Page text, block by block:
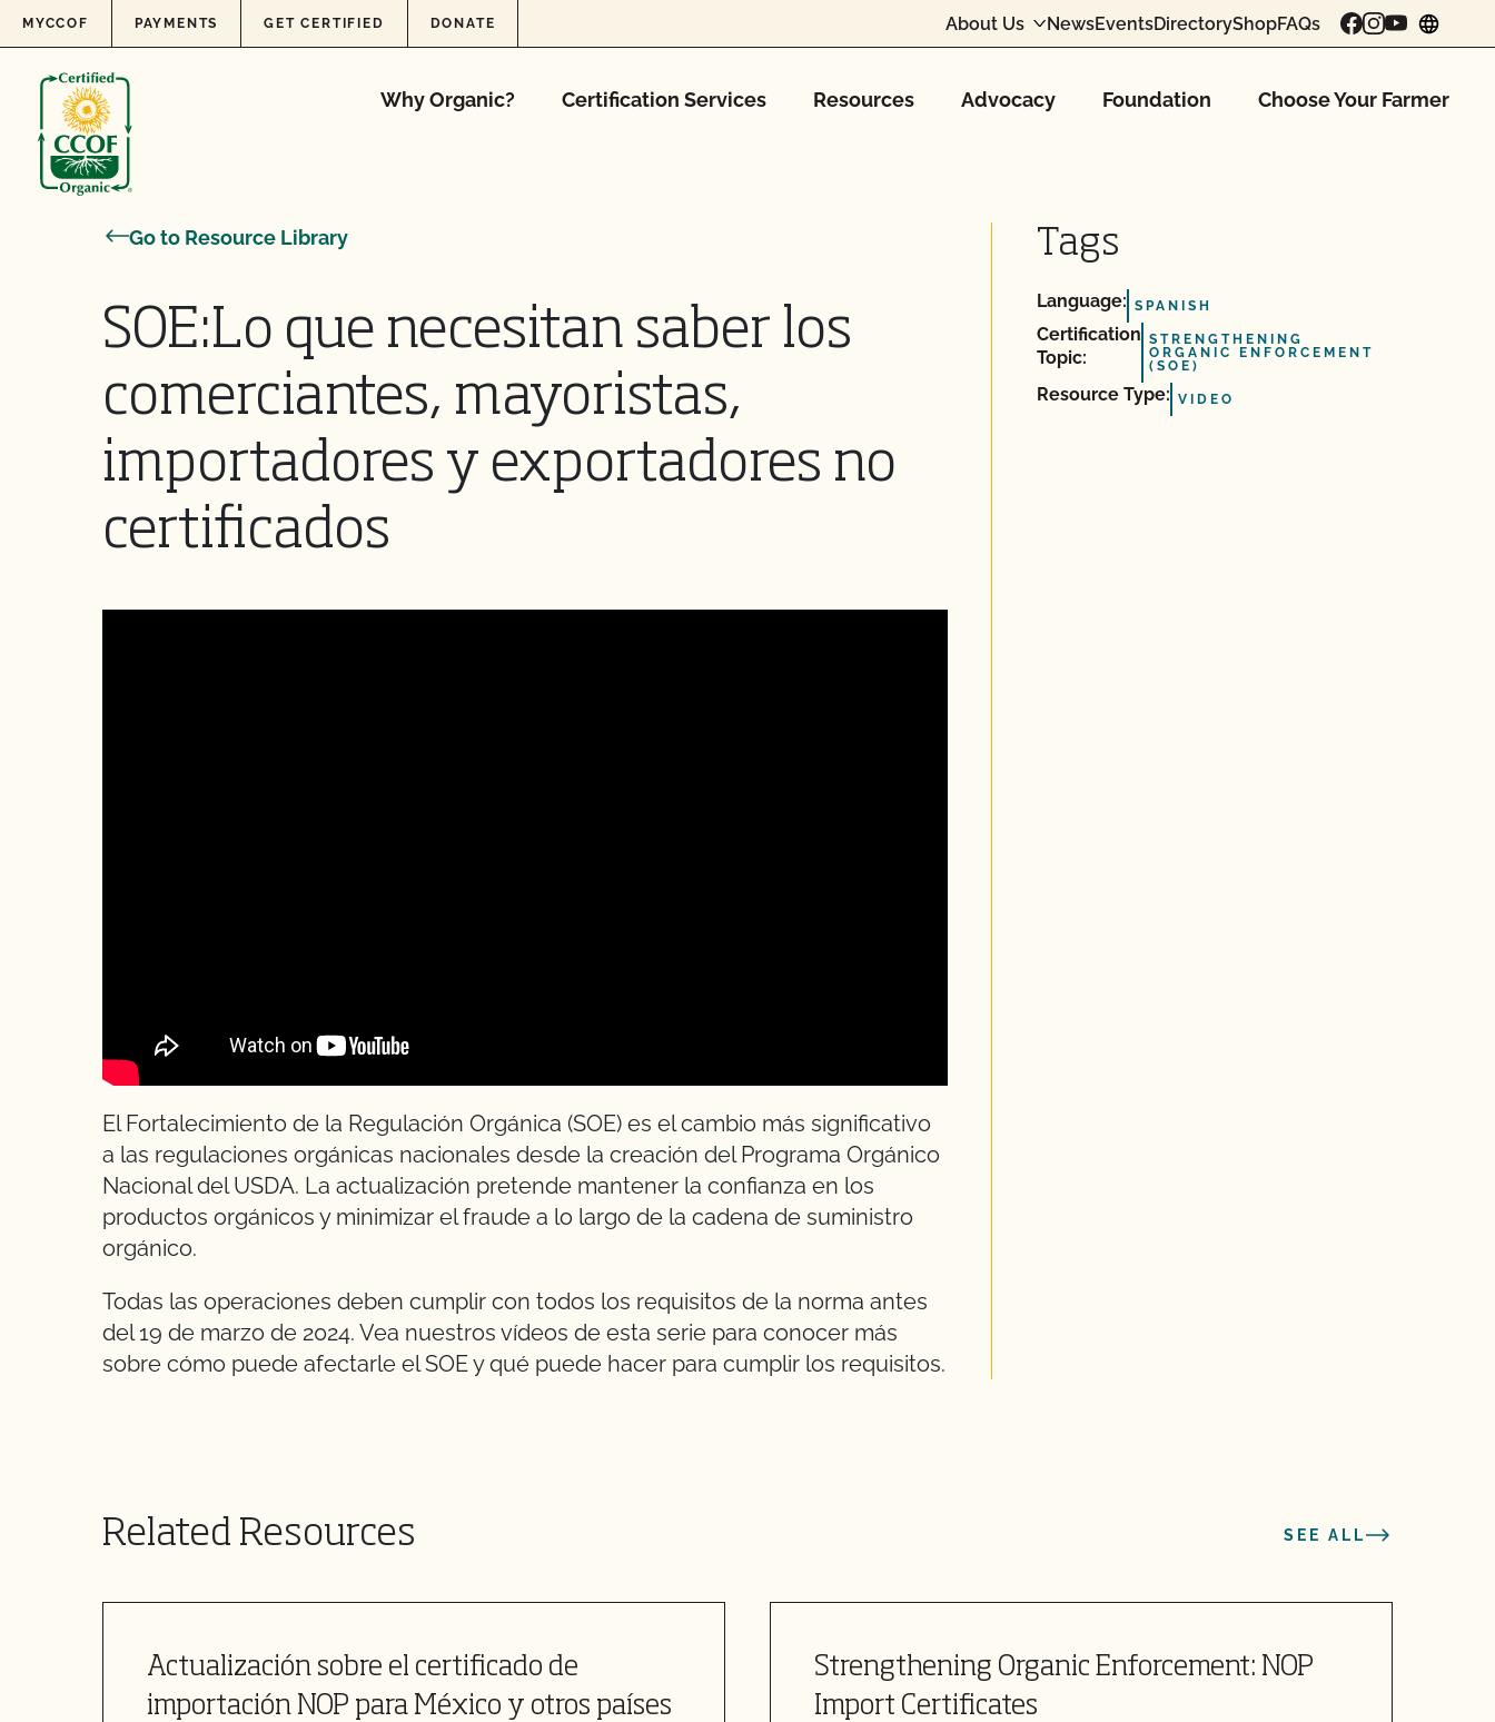
Skip to content
MYCCOF PAYMENTS GET CERTIFIED DONATE About Us NewsEventsDirectoryShopFAQs
Why Organic? Certification Services Resources Advocacy Foundation Choose Your Farmer
Go to Resource Library
SOE:Lo que necesitan saber los
comerciantes, mayoristas,
importadores y exportadores no
certificados
El Fortalecimiento de la Regulación Orgánica (SOE) es el cambio más significativo
a las regulaciones orgánicas nacionales desde la creación del Programa Orgánico
Nacional del USDA. La actualización pretende mantener la confianza en los
productos orgánicos y minimizar el fraude a lo largo de la cadena de suministro
orgánico.
Todas las operaciones deben cumplir con todos los requisitos de la norma antes
del 19 de marzo de 2024. Vea nuestros vídeos de esta serie para conocer más
sobre cómo puede afectarle el SOE y qué puede hacer para cumplir los requisitos.
Tags
Language: SPANISH
Certification
Topic:
STRENGTHENING
ORGANIC ENFORCEMENT
(SOE)
Resource Type: VIDEO
Related Resources SEE ALL
Actualización sobre el certificado de
importación NOP para México y otros países
Strengthening Organic Enforcement: NOP
Import Certificates